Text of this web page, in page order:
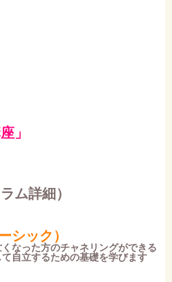
」
ム詳細）
シック）
なった方のチャネリングができる
自立するための基礎を学びます